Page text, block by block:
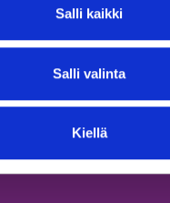
Salli kaikki
Salli valinta
Kiellä
Tule mukaan viestimään
Tilaa uutiskirje
Aukeaa
uuteen
välilehteen